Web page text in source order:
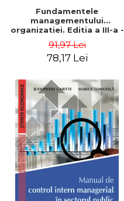
Fundamentele
managementului
organizatiei. Editia a III-a -
91,97 Lei
78,17 Lei